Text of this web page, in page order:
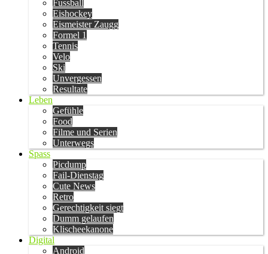
Fussball
Eishockey
Eismeister Zaugg
Formel 1
Tennis
Velo
Ski
Unvergessen
Resultate
Leben
Gefühle
Food
Filme und Serien
Unterwegs
Spass
Picdump
Fail-Dienstag
Cute News
Retro
Gerechtigkeit siegt
Dumm gelaufen
Klischeekanone
Digital
Android